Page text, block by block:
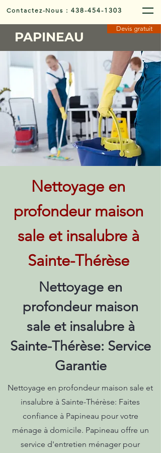
Contactez-Nous :438-454-1303
PAPINEAU
Devis gratuit
Nettoyage en
profondeur maison
sale et insalubre à
Sainte-Thérèse
Nettoyage en
profondeur maison
sale et insalubre à
Sainte-Thérèse: Service
Garantie
Nettoyage en profondeur maison sale et
insalubre à Sainte-Thérèse: Faites
confiance à Papineau pour votre
ménage à domicile. Papineau offre un
service d'entretien ménager pour